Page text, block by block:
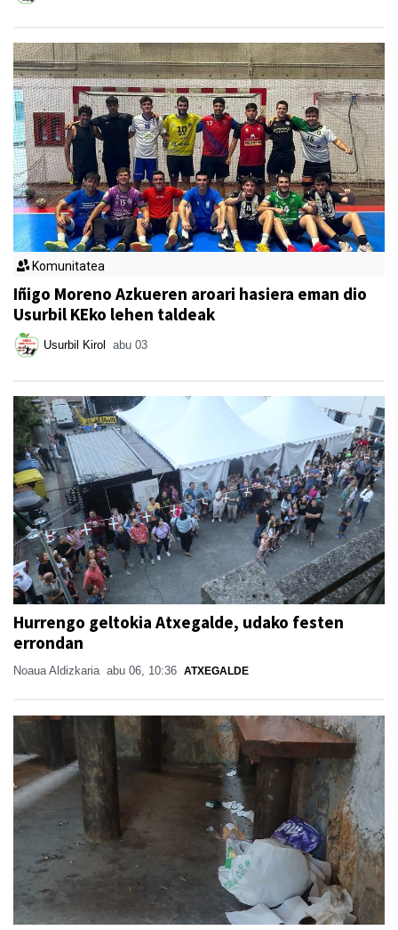
Komunitatea
Iñigo Moreno Azkueren aroari hasiera eman dio
Usurbil KEko lehen taldeak
Usurbil Kirol abu 03
Hurrengo geltokia Atxegalde, udako festen
errondan
Noaua Aldizkaria abu 06, 10:36 ATXEGALDE